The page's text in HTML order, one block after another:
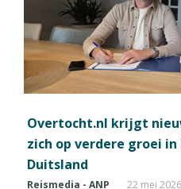
Overtocht.nl krijgt
zich op verdere groei
Duitsland
Reismedia - ANP 22 mei 2026